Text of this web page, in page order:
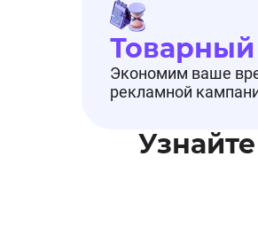
Экономим ваше
рекламной